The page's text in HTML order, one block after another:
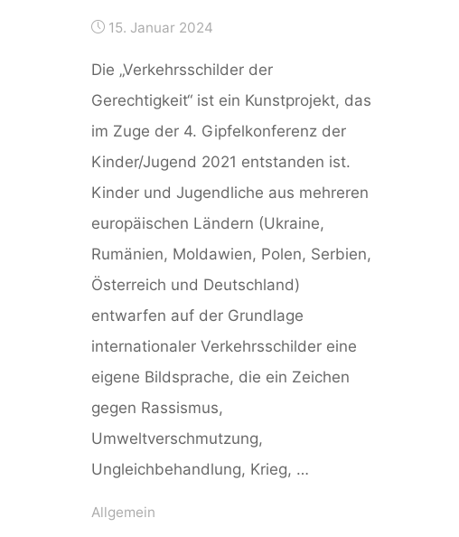
15. Januar 2024
Die „Verkehrsschilder der
Gerechtigkeit“ ist ein Kunstprojekt, das
im Zuge der 4. Gipfelkonferenz der
Kinder/Jugend 2021 entstanden ist.
Kinder und Jugendliche aus mehreren
europäischen Ländern (Ukraine,
Rumänien, Moldawien, Polen, Serbien,
Österreich und Deutschland)
entwarfen auf der Grundlage
internationaler Verkehrsschilder eine
eigene Bildsprache, die ein Zeichen
gegen Rassismus,
Umweltverschmutzung,
Ungleichbehandlung, Krieg, …
Allgemein